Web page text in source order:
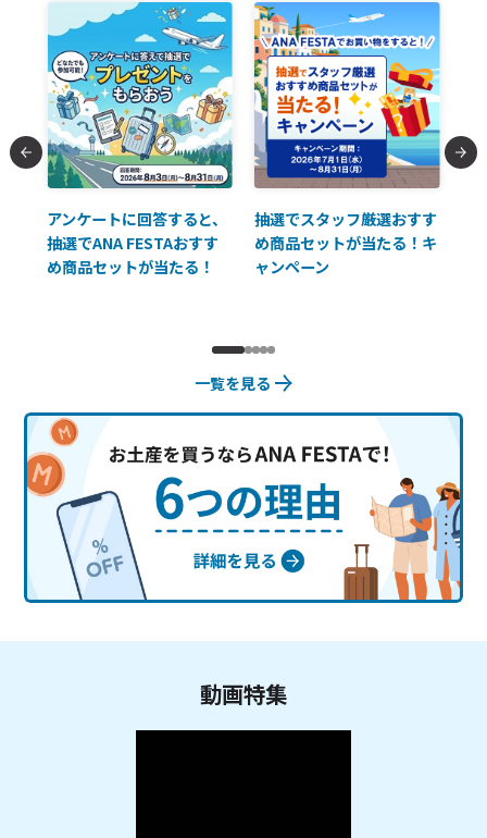
アンケートに回答すると、
抽選でANA FESTAおすす
め商品セットが当たる！
抽選でスタッフ厳選おすす
め商品セットが当たる！キ
ャンペーン
一覧を見る
動画特集